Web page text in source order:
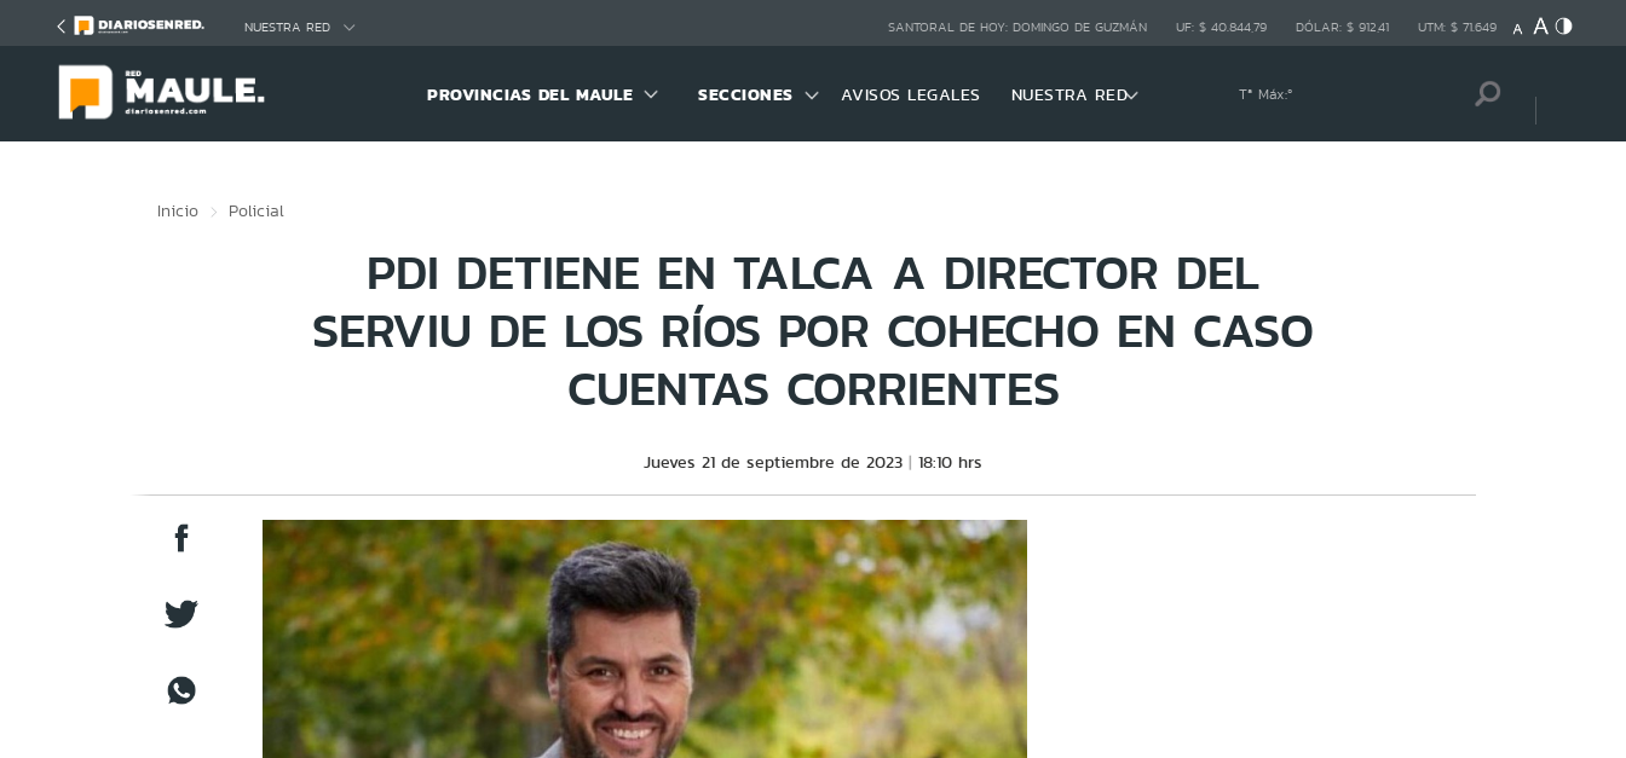
NUESTRA RED SANTORAL DE HOY: DOMINGO DE GUZMÁN UF: $ 40.844,79 DÓLAR: $ 912,41 UTM: $ 71.649
PROVINCIAS DEL MAULE SECCIONES AVISOS LEGALES NUESTRA RED Tª Máx:º
Inicio Policial
PDI DETIENE EN TALCA A DIRECTOR DEL
SERVIU DE LOS RÍOS POR COHECHO EN CASO
CUENTAS CORRIENTES
Jueves 21 de septiembre de 2023 18:10 hrs